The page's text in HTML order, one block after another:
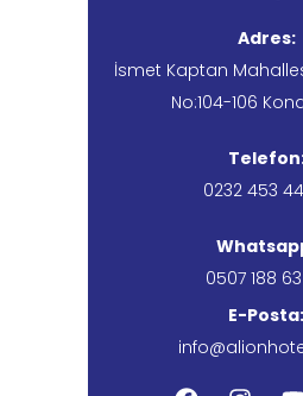
Adres:
İsmet Kaptan
No:104-106
0232 453
0507 188
E-Posta: